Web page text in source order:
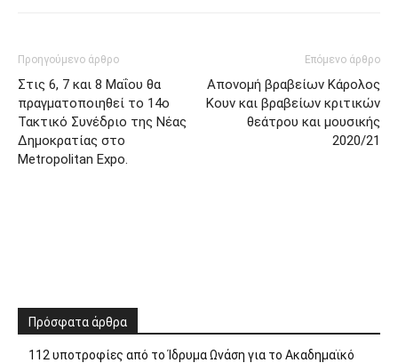
Προηγούμενο άρθρο
Στις 6, 7 και 8 Μαΐου θα
πραγματοποιηθεί το 14ο
Τακτικό Συνέδριο της Νέας
Δημοκρατίας στο
Metropolitan Expo.
Επόμενο άρθρο
Απονομή βραβείων Κάρολος
Κουν και βραβείων κριτικών
θεάτρου και μουσικής
2020/21
Πρόσφατα άρθρα
112 υποτροφίες από το Ίδρυμα Ωνάση για το Ακαδημαϊκό